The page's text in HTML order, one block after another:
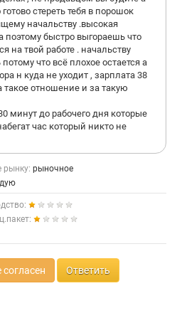
стереть тебя в порошок
начальству .высокая
поэтому быстро выгораешь что
на твой работе . начальству
что всё плохое остается а
н куда не уходит , зарплата 38
такое отношение и за такую
минут до рабочего дня которые
час который никто не
рынку: рыночное
согласен Ответить